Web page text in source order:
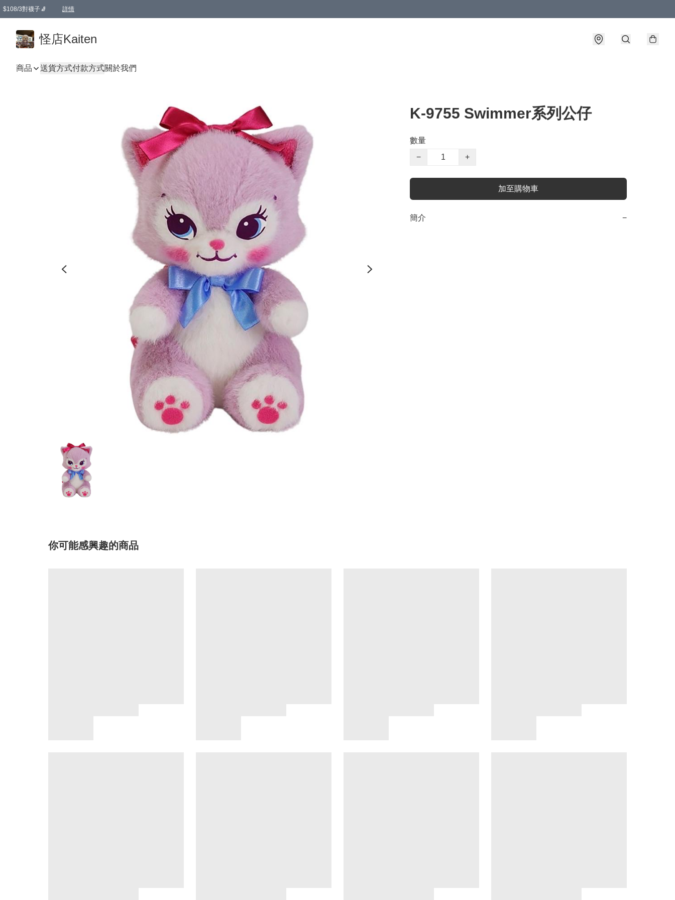
$108/3對襪子🧦 詳情
怪店Kaiten
商品 送貨方式付款方式關於我們
K-9755 Swimmer系列公仔
數量
−
+
加至購物車
簡介 −
你可能感興趣的商品